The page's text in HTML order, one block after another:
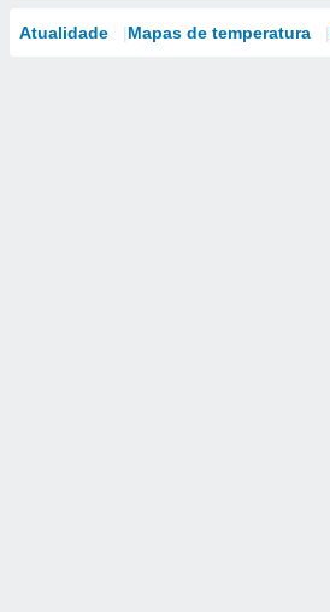
Atualidade Mapas de temperatura